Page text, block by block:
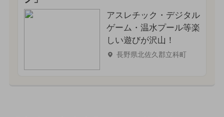
アスレチック・デジタル
ゲーム・温水プール等楽
しい遊びが沢山！
長野県北佐久郡立科町